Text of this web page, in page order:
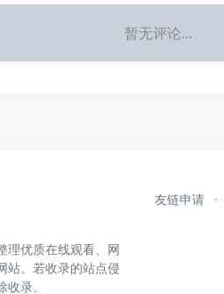
暂无评论...
理优质在线观看、网
站。若收录的站点侵
录。
友链申请